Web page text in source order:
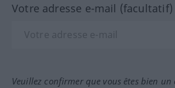
Votre adresse e-mail (facultatif)
Veuillez confirmer que vous êtes bien